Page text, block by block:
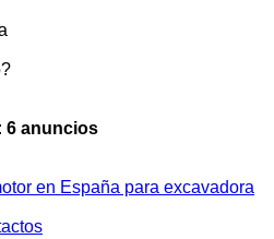
6 anuncios
en España para excavadora